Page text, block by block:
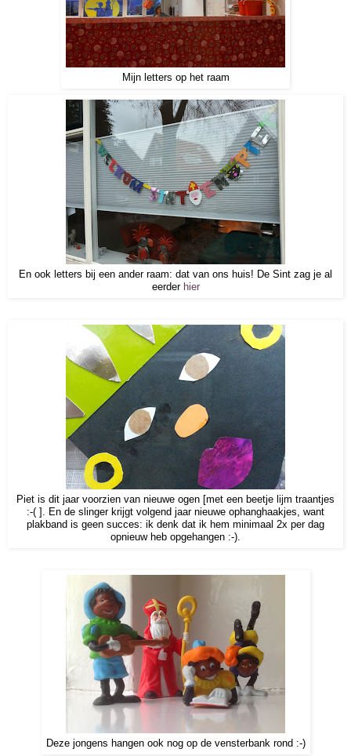
Mijn letters op het raam
En ook letters bij een ander raam: dat van ons huis! De Sint zag je al
eerder hier
Piet is dit jaar voorzien van nieuwe ogen [met een beetje lijm traantjes
:-( ]. En de slinger krijgt volgend jaar nieuwe ophanghaakjes, want
plakband is geen succes: ik denk dat ik hem minimaal 2x per dag
opnieuw heb opgehangen :-).
Deze jongens hangen ook nog op de vensterbank rond :-)